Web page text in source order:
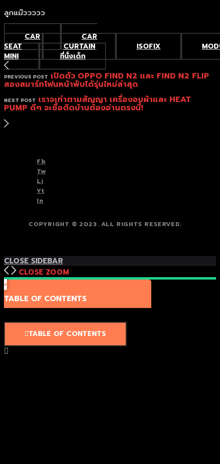
ลูกแม๊ววววว
CAR
CAR
SEAT
CURTAIN ISOFIX
MINI
ที่นั่งเด็ก
PREVIOUS POST เปิดตัว OPPO FIND N2 และ FIND N2 FLIP
สองสมาร์ทโฟนหน้าพับได้รุ่นใหม่ล่าสุด
NEXT POST เราจะทำตามสัญญา เครื่องอบผ้าและ HEAT
PUMP ดีๆ จะซื้อติดบ้านต้องอ่านตรงนี้!
Fb
Tw
Li
Yt
In
COPYRIGHT © 2023. ALL RIGHTS RESERVED.
CLOSE SIDEBAR
CLOSE ZOOM
×
TABLE OF CONTENTS
TABLE OF CONTENTS